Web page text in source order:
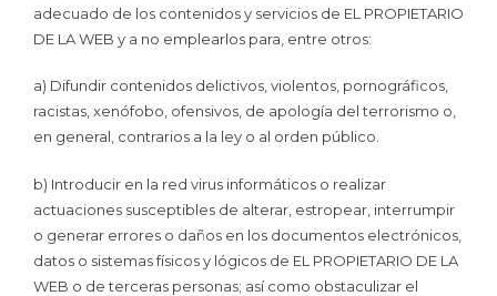
adecuado de los contenidos y servicios de EL PROPIETARIO
DE LA WEB y a no emplearlos para, entre otros:
a) Difundir contenidos delictivos, violentos, pornográficos,
racistas, xenófobo, ofensivos, de apología del terrorismo o,
en general, contrarios a la ley o al orden público.
b) Introducir en la red virus informáticos o realizar
actuaciones susceptibles de alterar, estropear, interrumpir
o generar errores o daños en los documentos electrónicos,
datos o sistemas físicos y lógicos de EL PROPIETARIO DE LA
WEB o de terceras personas; así como obstaculizar el